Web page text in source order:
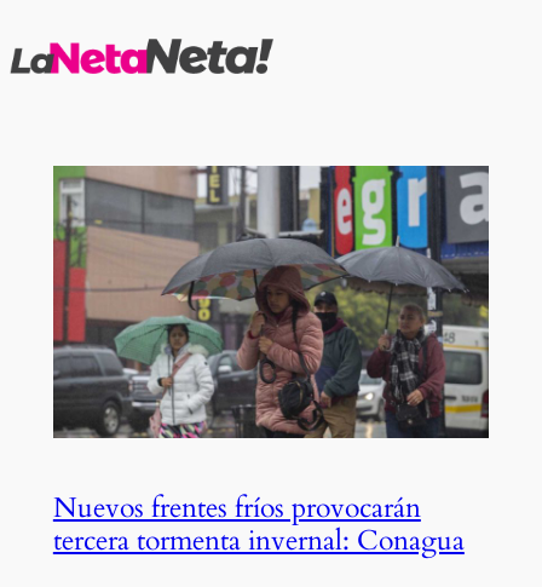
al
Nuevos frentes fríos provocarán
tercera tormenta invernal: Conagua